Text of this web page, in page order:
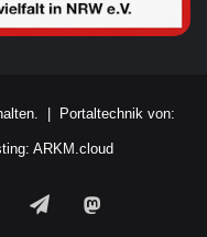
| Portaltechnik von:
ARKM.cloud
YouTubeTelegram